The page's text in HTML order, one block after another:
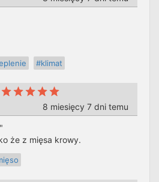
#klimat
8 miesięcy 7 dni temu
że z mięsa krowy.